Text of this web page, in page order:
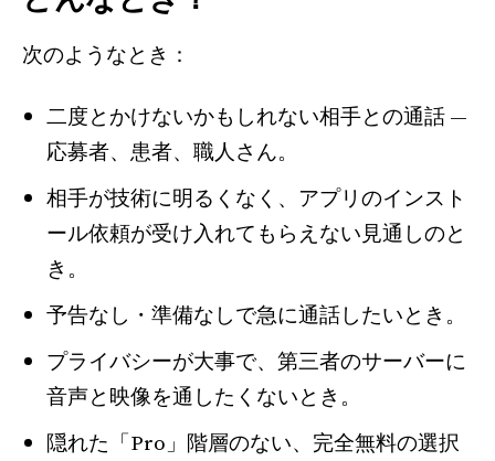
次のようなとき：
二度とかけないかもしれない相手との通話 —
応募者、患者、職人さん。
相手が技術に明るくなく、アプリのインスト
ール依頼が受け入れてもらえない見通しのと
き。
予告なし・準備なしで急に通話したいとき。
プライバシーが大事で、第三者のサーバーに
音声と映像を通したくないとき。
隠れた「Pro」階層のない、完全無料の選択